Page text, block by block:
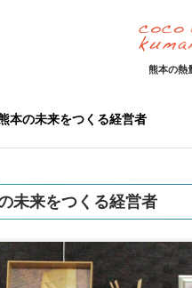
熊本の熱
本の未来をつくる経営者
未来をつくる経営者